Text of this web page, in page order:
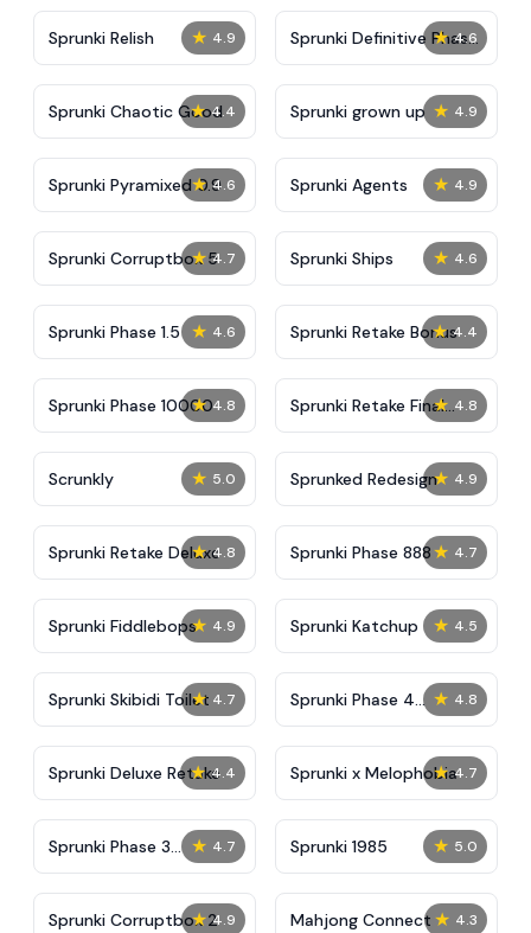
★ 4.9
Sprunki Relish ★ 4.6
Sprunki Definitive Phase
7
★ 4.4
Sprunki Chaotic Good ★ 4.9
Sprunki grown up
★ 4.6
Sprunki Pyramixed 0.9 ★ 4.9
Sprunki Agents
★ 4.7
Sprunki Corruptbox 5 ★ 4.6
Sprunki Ships
★ 4.6
Sprunki Phase 1.5 ★ 4.4
Sprunki Retake Bonus
★ 4.8
Sprunki Phase 10000 ★ 4.8
Sprunki Retake Final
Update
★ 5.0
Scrunkly ★ 4.9
Sprunked Redesign
★ 4.8
Sprunki Retake Deluxe ★ 4.7
Sprunki Phase 888
★ 4.9
Sprunki Fiddlebops ★ 4.5
Sprunki Katchup
★ 4.7
Sprunki Skibidi Toilet ★ 4.8
Sprunki Phase 4
Definitive
★ 4.4
Sprunki Deluxe Retake ★ 4.7
Sprunki x Melophobia
★ 4.7
Sprunki Phase 3
Definitive
★ 5.0
Sprunki 1985
★ 4.9
Sprunki Corruptbox 2 ★ 4.3
Mahjong Connect